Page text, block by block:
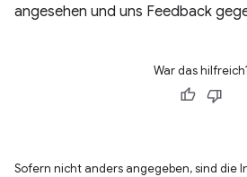
angesehen und uns Feedback
War das
Sofern nicht anders angegeben, sind die